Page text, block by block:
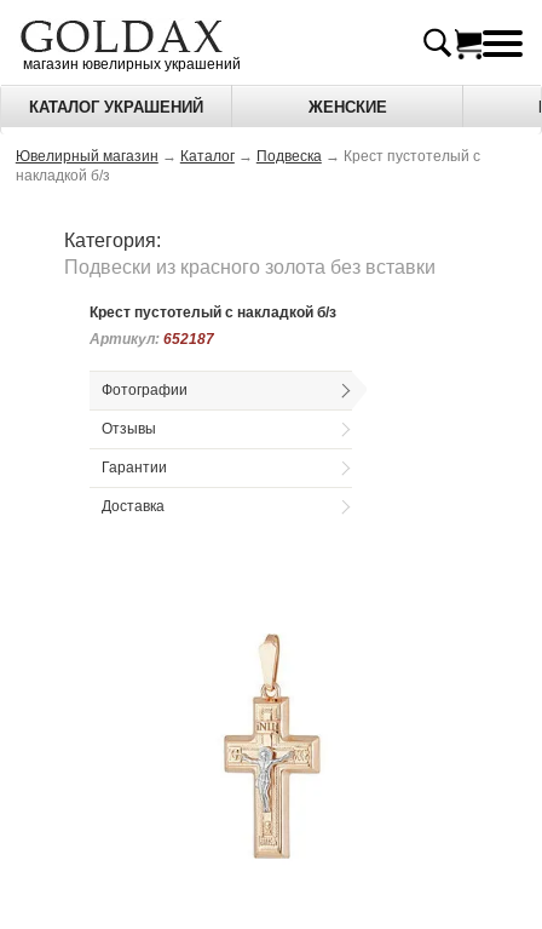
магазин ювелирных украшений
КАТАЛОГ УКРАШЕНИЙ ЖЕНСКИЕ
Ювелирный магазин → Каталог → Подвеска → Крест пустотелый с
накладкой б/з
Категория:
Подвески из красного золота без вставки
Крест пустотелый с накладкой б/з
Артикул: 652187
Артикул: 652187
Фотографии
Отзывы
Гарантии
Доставка